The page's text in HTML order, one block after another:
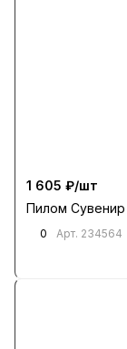
1 605 ₽/шт
Пилом
0 Арт. 234564